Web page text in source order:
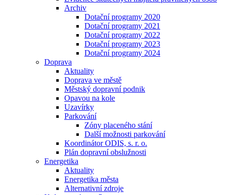
Archiv
Dotační programy 2020
Dotační programy 2021
Dotační programy 2022
Dotační programy 2023
Dotační programy 2024
Doprava
Aktuality
Doprava ve městě
Městský dopravní podnik
Opavou na kole
Uzavírky
Parkování
Zóny placeného stání
Další možnosti parkování
Koordinátor ODIS, s. r. o.
Plán dopravní obslužnosti
Energetika
Aktuality
Energetika města
Alternativní zdroje